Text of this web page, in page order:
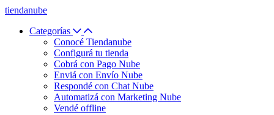
tiendanube
Categorías
Conocé Tiendanube
Configurá tu tienda
Cobrá con Pago Nube
Enviá con Envío Nube
Respondé con Chat Nube
Automatizá con Marketing Nube
Vendé offline